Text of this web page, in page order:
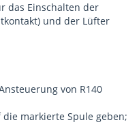
das Einschalten der
und der Lüfter
von R140
markierte Spule geben;